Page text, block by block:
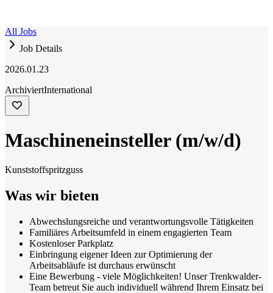
All Jobs
Job Details
2026.01.23
ArchiviertInternational
Maschineneinsteller (m/w/d)
Kunststoffspritzguss
Was wir bieten
Abwechslungsreiche und verantwortungsvolle Tätigkeiten
Familiäres Arbeitsumfeld in einem engagierten Team
Kostenloser Parkplatz
Einbringung eigener Ideen zur Optimierung der
Arbeitsabläufe ist durchaus erwünscht
Eine Bewerbung - viele Möglichkeiten! Unser Trenkwalder-
Team betreut Sie auch individuell während Ihrem Einsatz bei